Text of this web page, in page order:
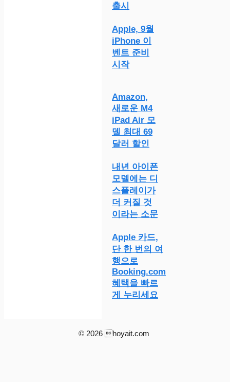
출시
Apple, 9월
iPhone 이
벤트 준비
시작
Amazon,
새로운 M4
iPad Air 모
델 최대 69
달러 할인
내년 아이폰
모델에는 디
스플레이가
더 커질 것
이라는 소문
Apple 카드,
단 한 번의 여
행으로
Booking.com
혜택을 빠르
게 누리세요
© 2026 hoyait.com